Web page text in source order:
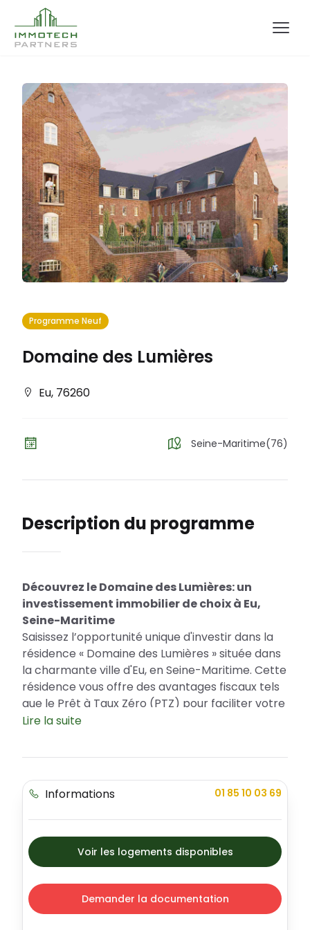
Programme Neuf
Domaine des Lumières
Eu, 76260
Seine-Maritime(76)
Description du programme
Découvrez le Domaine des Lumières: un
investissement immobilier de choix à Eu,
Seine-Maritime
Saisissez l’opportunité unique d'investir dans la
résidence « Domaine des Lumières » située dans
la charmante ville d'Eu, en Seine-Maritime. Cette
résidence vous offre des avantages fiscaux tels
que le Prêt à Taux Zéro (PTZ) pour faciliter votre
acquisition. Le Domaine des Lumières incarne à la
large gamme de logements pour s’adapter à
Un emplacement stratégique et de
ville d'histoire et de charme, idéale pour une vie
paisible. Le quartier où se situe le Domaine des
Lumières est sûr et dispose de nombreux
espaces extérieurs pour profiter du cadre de vie
agréable. Autour de la résidence, vous trouverez
Lire la suite
Informations 01 85 10 03 69
Voir les logements disponibles
Demander la documentation